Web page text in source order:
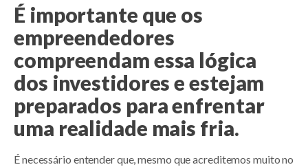
É importante que os
empreendedores
compreendam essa lógica
dos investidores e estejam
preparados para enfrentar
uma realidade mais fria.
É necessário entender que, mesmo que acreditemos muito no